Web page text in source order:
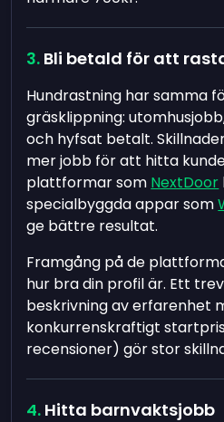
Bli betald för att
Hundrastning har samma
gräsklippning:
och hyfsat betalt.
mer jobb för att hitta
plattformar som NextDoor
specialbyggda appar som
ge bättre resultat.
Framgång på de
hur bra din profil är. Ett
beskrivning av erfarenhet
konkurrenskraftigt
recensioner) gör stor
Hitta barnvaktsjobb